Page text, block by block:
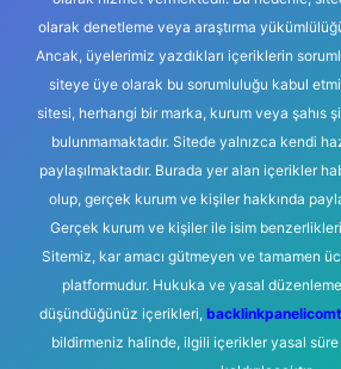
olarak denetleme veya araştırma
Ancak, üyelerimiz yazdıkları içeriklerin
siteye üye olarak bu sorumluluğu kabul
sitesi, herhangi bir marka, kurum veya şahıs
bulunmamaktadır. Sitede yalnızca kendi
paylaşılmaktadır. Burada yer alan içerikler
olup, gerçek kurum ve kişiler hakkında
Gerçek kurum ve kişiler ile isim
Sitemiz, kar amacı gütmeyen ve tamamen
platformudur. Hukuka ve yasal
düşündüğünüz içerikleri,
bildirmeniz halinde, ilgili içerikler yasal